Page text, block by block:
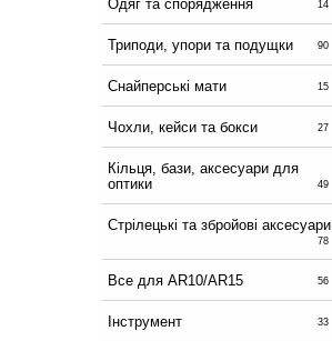
Одяг та спорядження 14
Триподи, упори та подущки 90
Снайперські мати 15
Чохли, кейси та бокси 27
Кільця, бази, аксесуари для
оптики
49
Стрілецькі та збройові аксесуари
78
Все для AR10/AR15 56
Інструмент 33